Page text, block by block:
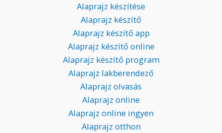
Alaprajz készítése
Alaprajz készítő
Alaprajz készítő app
Alaprajz készítő online
Alaprajz készítő program
Alaprajz lakberendező
Alaprajz olvasás
Alaprajz online
Alaprajz online ingyen
Alaprajz otthon